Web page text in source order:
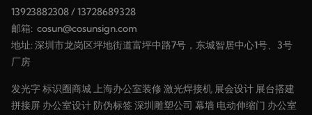
13923882308/13728689328
邮箱: cosun@cosunsign.com
地址: 深圳市龙岗区坪地街道富坪中路7号，东城智居中心1号、3号
厂房
发光字标识圈商城上海办公室装修 激光焊接机 展会设计 展台搭建
拼接屏 办公室设计 防伪标签 深圳雕塑公司 幕墙 电动伸缩门 办公室